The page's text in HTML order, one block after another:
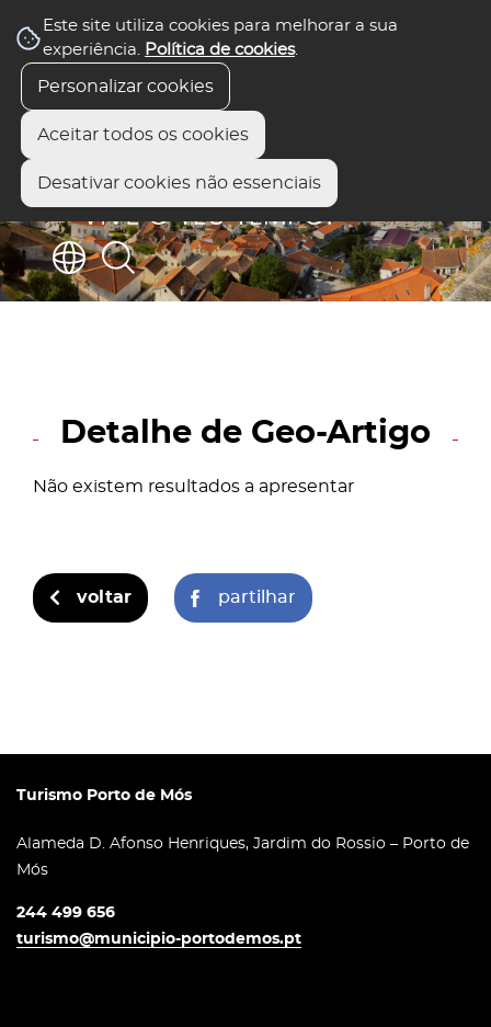
Este site utiliza cookies para melhorar a sua
experiência. Política de cookies.
Personalizar cookies
Aceitar todos os cookies
Desativar cookies não essenciais
Detalhe de Geo-Artigo
Não existem resultados a apresentar
voltar partilhar
Turismo Porto de Mós
Alameda D. Afonso Henriques, Jardim do Rossio – Porto de
Mós
244 499 656
turismo@municipio-portodemos.pt